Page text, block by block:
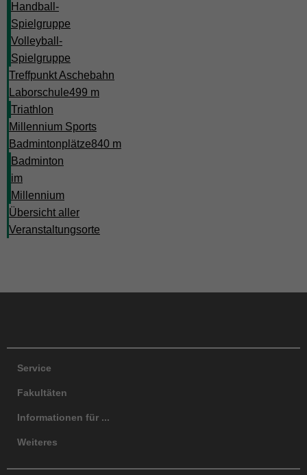
Handball-
Spielgruppe
Volleyball-
Spielgruppe
Treffpunkt Aschebahn
Laborschule499 m
Triathlon
Millennium Sports
Badmintonplätze840 m
Badminton
im
Millennium
Übersicht aller
Veranstaltungsorte
Service
Fakultäten
Informationen für ...
Weiteres